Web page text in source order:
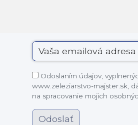
Odoslaním údajov,
www.zeleziarstvo-majster.sk,
na spracovanie mojich
Odoslať